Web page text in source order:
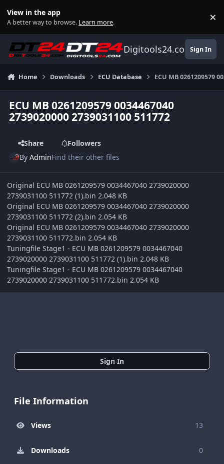
View in the app
A better way to browse. Learn more. ×
Digitools24.comSign In
Home Downloads ECU Database ECU MB 0261209579
ECU MB 0261209579 0034467040
2739020000 2739031100 511772
Share
Followers
ByAdminFind their other files
Original ECU MB 0261209579 0034467040 2739020000
2739031100 511772 (1).bin 2.048 KB
Original ECU MB 0261209579 0034467040 2739020000
2739031100 511772 (2).bin 2.054 KB
Original ECU MB 0261209579 0034467040 2739020000
2739031100 511772.bin 2.054 KB
Tuningfile Stage1 - ECU MB 0261209579 0034467040
2739020000 2739031100 511772 (1).bin 2.048 KB
Tuningfile Stage1 - ECU MB 0261209579 0034467040
2739020000 2739031100 511772.bin 2.054 KB
Sign In
File Information
Views 13
Downloads 0